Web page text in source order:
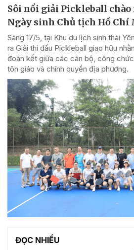
Sôi nổi giải Pickleball chào
Ngày sinh Chủ tịch Hồ Chí
Sáng 17/5, tại Khu du lịch sinh thái
ra Giải thi đấu Pickleball giao hữu
đoàn kết giữa các cán bộ, công
tôn giáo và chính quyền địa phương.
ĐỌC NHIỀU